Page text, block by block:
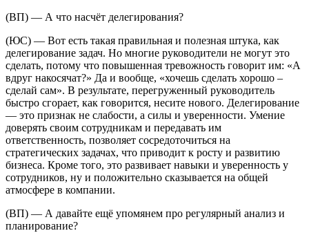
(ВП) — А что насчёт делегирования?
(ЮС) — Вот есть такая правильная и полезная штука, как
делегирование задач. Но многие руководители не могут это
сделать, потому что повышенная тревожность говорит им: «А
вдруг накосячат?» Да и вообще, «хочешь сделать хорошо –
сделай сам». В результате, перегруженный руководитель
быстро сгорает, как говорится, несите нового. Делегирование
— это признак не слабости, а силы и уверенности. Умение
доверять своим сотрудникам и передавать им
ответственность, позволяет сосредоточиться на
стратегических задачах, что приводит к росту и развитию
бизнеса. Кроме того, это развивает навыки и уверенность у
сотрудников, ну и положительно сказывается на общей
атмосфере в компании.
(ВП) — А давайте ещё упомянем про регулярный анализ и
планирование?